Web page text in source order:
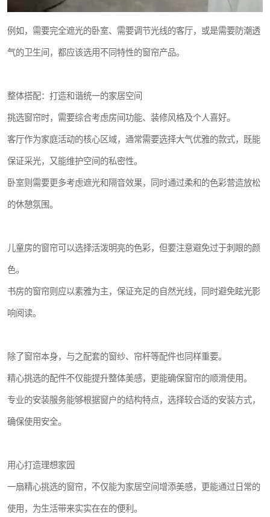
例如，需要完全遮光的卧室、需要调节光线的客厅，或是需要防潮透
气的卫生间，都应该选用不同特性的窗帘产品。
整体搭配：打造和谐统一的家居空间
挑选窗帘时，需要综合考虑房间功能、装修风格及个人喜好。
客厅作为家庭活动的核心区域，通常需要选择大气优雅的款式，既能
保证采光，又能维护空间的私密性。
卧室则需要更多考虑遮光和隔音效果，同时通过柔和的色彩营造放松
的休憩氛围。
儿童房的窗帘可以选择活泼明亮的色彩，但要注意避免过于刺眼的颜
色。
书房的窗帘则应以素雅为主，保证充足的自然光线，同时避免眩光影
响阅读。
除了窗帘本身，与之配套的窗纱、帘杆等配件也同样重要。
精心挑选的配件不仅能提升整体美感，更能确保窗帘的顺滑使用。
专业的安装服务能够根据窗户的结构特点，选择较合适的安装方式，
确保使用安全。
用心打造理想家园
一扇精心挑选的窗帘，不仅能为家居空间增添美感，更能通过日常的
使用，为生活带来实实在在的便利。